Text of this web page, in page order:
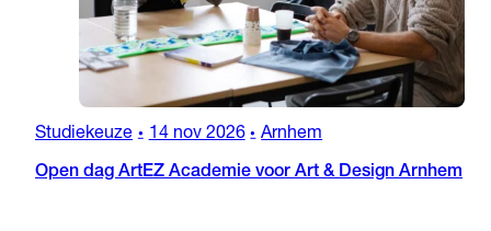
Studiekeuze • 14 nov 2026 • Arnhem
Open dag ArtEZ Academie voor Art & Design Arnhem